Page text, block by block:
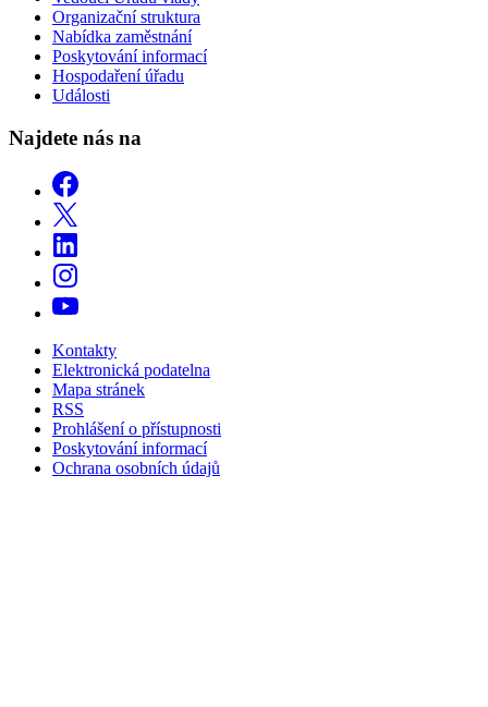
Organizační struktura
Nabídka zaměstnání
Poskytování informací
Hospodaření úřadu
Události
Najdete nás na
Kontakty
Elektronická podatelna
Mapa stránek
RSS
Prohlášení o přístupnosti
Poskytování informací
Ochrana osobních údajů